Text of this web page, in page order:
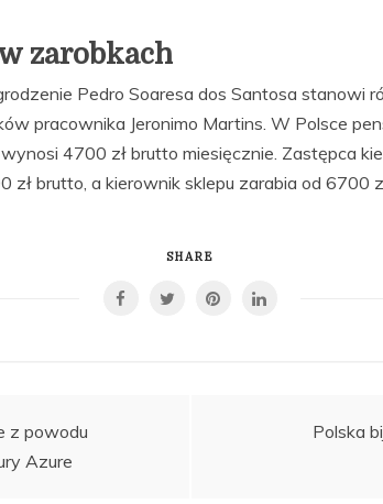
zarobkach
Pedro Soaresa dos Santosa stanowi
pracownika Jeronimo Martins. W Polsce
4700 zł brutto miesięcznie. Zastępca
zł brutto, a kierownik sklepu zarabia od 6700
SHARE
z powodu
Azure
Polska